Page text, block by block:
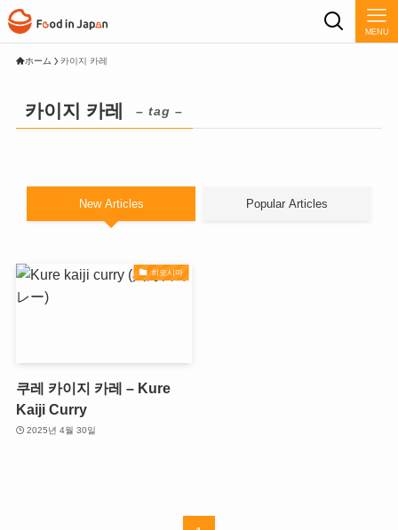
MENU
ホーム 카이지 카레
카이지 카레 – tag –
New Articles Popular Articles
히로시마
쿠레 카이지 카레 – Kure
Kaiji Curry
2025년 4월 30일